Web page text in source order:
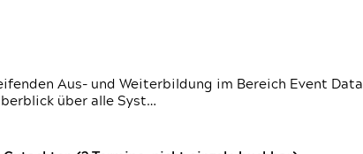
Aus- und Weiterbildung im Bereich Event Data
über alle Syst…